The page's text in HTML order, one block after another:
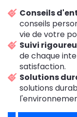
Conseils
conseils
vie de votre
Suivi
de chaque
satisfaction.
Solutions
solutions